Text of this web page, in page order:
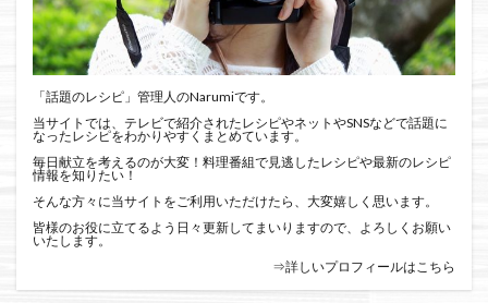
「話題のレシピ」管理人のNarumiです。
当サイトでは、テレビで紹介されたレシピやネットやSNSなどで話題に
なったレシピをわかりやすくまとめています。
毎日献立を考えるのが大変！料理番組で見逃したレシピや最新のレシピ
情報を知りたい！
そんな方々に当サイトをご利用いただけたら、大変嬉しく思います。
皆様のお役に立てるよう日々更新してまいりますので、よろしくお願い
いたします。
⇒詳しいプロフィールはこちら